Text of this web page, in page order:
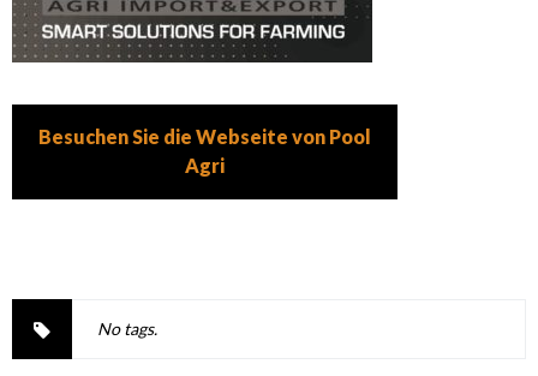
Besuchen Sie die Webseite von Pool
Agri
No tags.